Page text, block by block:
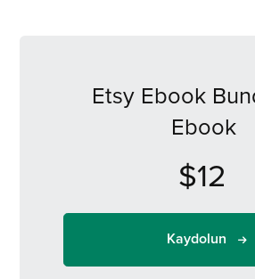
Etsy Ebook
Ebook
$12
Kaydolun